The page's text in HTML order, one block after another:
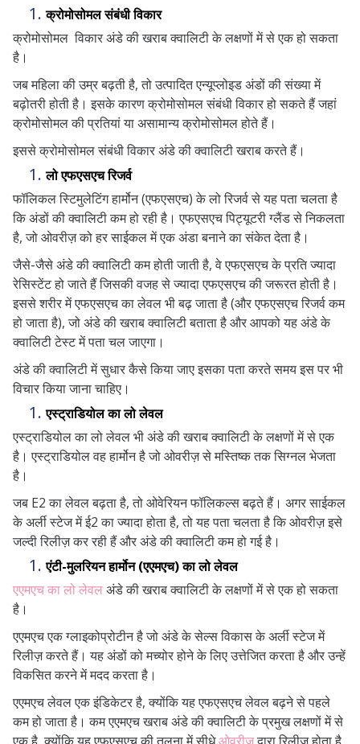
क्रोमोसोमल संबंधी विकार
क्रोमोसोमल विकार अंडे की खराब क्वालिटी के लक्षणों में से एक हो सकता
है।
जब महिला की उम्र बढ़ती है, तो उत्पादित एन्यूप्लोइड अंडों की संख्या में
बढ़ोतरी होती है। इसके कारण क्रोमोसोमल संबंधी विकार हो सकते हैं जहां
क्रोमोसोमल की प्रतियां या असामान्य क्रोमोसोमल होते हैं।
इससे क्रोमोसोमल संबंधी विकार अंडे की क्वालिटी खराब करते हैं।
लो एफएसएच रिजर्व
फॉलिकल स्टिमुलेटिंग हार्मोन (एफएसएच) के लो रिजर्व से यह पता चलता है
कि अंडों की क्वालिटी कम हो रही है। एफएसएच पिट्यूटरी ग्लैंड से निकलता
है, जो ओवरीज़ को हर साईकल में एक अंडा बनाने का संकेत देता है।
जैसे-जैसे अंडे की क्वालिटी कम होती जाती है, वे एफएसएच के प्रति ज्यादा
रेसिस्टेंट हो जाते हैं जिसकी वजह से ज्यादा एफएसएच की जरूरत होती है।
इससे शरीर में एफएसएच का लेवल भी बढ़ जाता है (और एफएसएच रिजर्व कम
हो जाता है), जो अंडे की खराब क्वालिटी बताता है और आपको यह अंडे के
क्वालिटी टेस्ट में पता चल जाएगा।
अंडे की क्वालिटी में सुधार कैसे किया जाए इसका पता करते समय इस पर भी
विचार किया जाना चाहिए।
एस्ट्राडियोल का लो लेवल
एस्ट्राडियोल का लो लेवल भी अंडे की खराब क्वालिटी के लक्षणों में से एक
है। एस्ट्राडियोल वह हार्मोन है जो ओवरीज़ से मस्तिष्क तक सिग्नल भेजता
है।
जब E2 का लेवल बढ़ता है, तो ओवेरियन फॉलिकल्स बढ़ते हैं। अगर साईकल
के अर्ली स्टेज में ई2 का ज्यादा होता है, तो यह पता चलता है कि ओवरीज़ इसे
जल्दी रिलीज़ कर रही हैं और अंडे की क्वालिटी कम हो गई है।
एंटी-मुलरियन हार्मोन (एएमएच) का लो लेवल
एएमएच का लो लेवलअंडे की खराब क्वालिटी के लक्षणों में से एक हो सकता
है।
एएमएच एक ग्लाइकोप्रोटीन है जो अंडे के सेल्स विकास के अर्ली स्टेज में
रिलीज़ करते हैं। यह अंडों को मच्योर होने के लिए उत्तेजित करता है और उन्हें
विकसित करने में मदद करता है।
एएमएच लेवल एक इंडिकेटर है, क्योंकि यह एफएसएच लेवल बढ़ने से पहले
कम हो जाता है। कम एएमएच खराब अंडे की क्वालिटी के प्रमुख लक्षणों में से